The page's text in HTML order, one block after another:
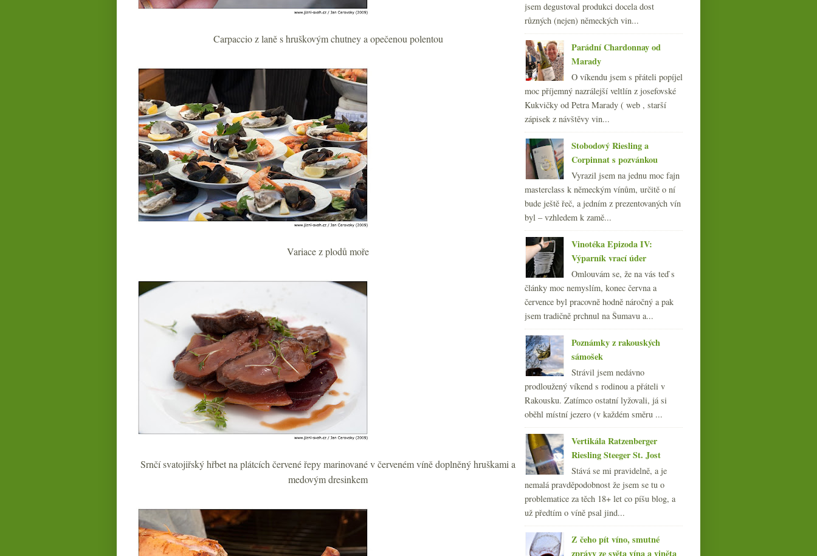
Carpaccio z laně s hruškovým chutney a opečenou polentou
Variace z plodů moře
Srnčí svatojiřský hřbet na plátcích červené řepy marinované v červeném víně doplněný hruškami a
medovým dresinkem
►2008(270)
►2007(108)
jsem degustoval produkci docela dost
různých (nejen) německých vin...
Parádní Chardonnay od
Marady
O víkendu jsem s přáteli popíjel
moc příjemný nazrálejší veltlín z josefovské
Kukvičky od Petra Marady ( web , starší
zápisek z návštěvy vin...
Stobodový Riesling a
Corpinnat s pozvánkou
Vyrazil jsem na jednu moc fajn
masterclass k německým vínům, určitě o ní
bude ještě řeč, a jedním z prezentovaných vín
byl – vzhledem k zamě...
Vinotéka Epizoda IV:
Výparník vrací úder
Omlouvám se, že na vás teď s
články moc nemyslím, konec června a
července byl pracovně hodně náročný a pak
jsem tradičně prchnul na Šumavu a...
Poznámky z rakouských
sámošek
Strávil jsem nedávno
prodloužený víkend s rodinou a přáteli v
Rakousku. Zatímco ostatní lyžovali, já si
oběhl místní jezero (v každém směru ...
Vertikála Ratzenberger
Riesling Steeger St. Jost
Stává se mi pravidelně, a je
nemalá pravděpodobnost že jsem se tu o
problematice za těch 18+ let co píšu blog, a
už předtím o víně psal jind...
Z čeho pít víno, smutné